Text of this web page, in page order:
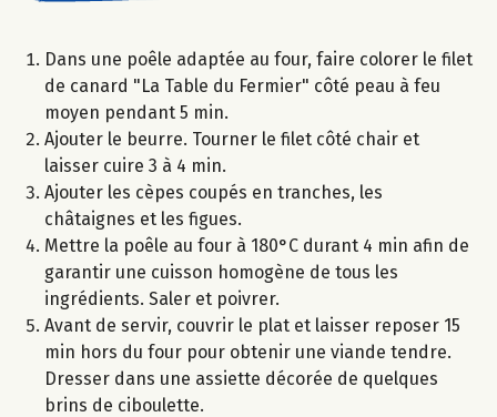
Dans une poêle adaptée au four, faire colorer le filet
de canard "La Table du Fermier" côté peau à feu
moyen pendant 5 min.
Ajouter le beurre. Tourner le filet côté chair et
laisser cuire 3 à 4 min.
Ajouter les cèpes coupés en tranches, les
châtaignes et les figues.
Mettre la poêle au four à 180°C durant 4 min afin de
garantir une cuisson homogène de tous les
ingrédients. Saler et poivrer.
Avant de servir, couvrir le plat et laisser reposer 15
min hors du four pour obtenir une viande tendre.
Dresser dans une assiette décorée de quelques
brins de ciboulette.